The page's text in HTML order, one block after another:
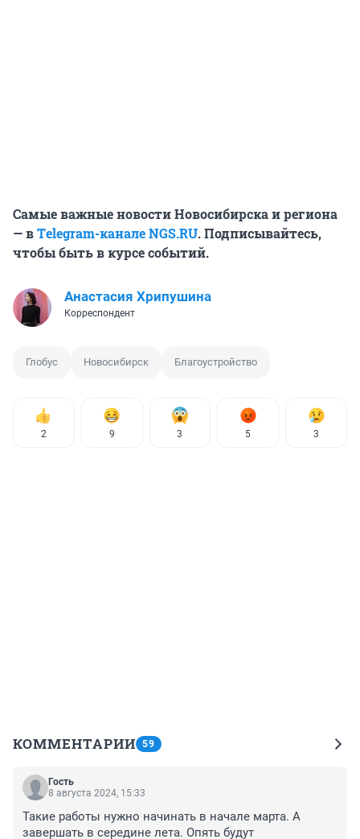
Самые важные новости Новосибирска и региона
— вТelegram-каналеNGS.RU. Подписывайтесь,
чтобы быть в курсе событий.
Анастасия Хрипушина
Корреспондент
Глобус Новосибирск Благоустройство
2 9 3 5 3
КОММЕНТАРИИ 59
Гость
8 августа 2024, 15:33
Такие работы нужно начинать в начале марта. А
завершать в середине лета. Опять будут